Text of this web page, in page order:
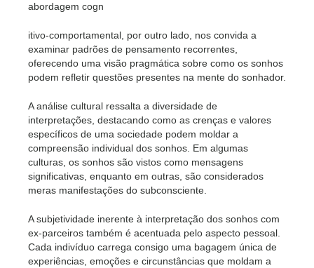
abordagem cogn
itivo-comportamental, por outro lado, nos convida a
examinar padrões de pensamento recorrentes,
oferecendo uma visão pragmática sobre como os sonhos
podem refletir questões presentes na mente do sonhador.
A análise cultural ressalta a diversidade de
interpretações, destacando como as crenças e valores
específicos de uma sociedade podem moldar a
compreensão individual dos sonhos. Em algumas
culturas, os sonhos são vistos como mensagens
significativas, enquanto em outras, são considerados
meras manifestações do subconsciente.
A subjetividade inerente à interpretação dos sonhos com
ex-parceiros também é acentuada pelo aspecto pessoal.
Cada indivíduo carrega consigo uma bagagem única de
experiências, emoções e circunstâncias que moldam a